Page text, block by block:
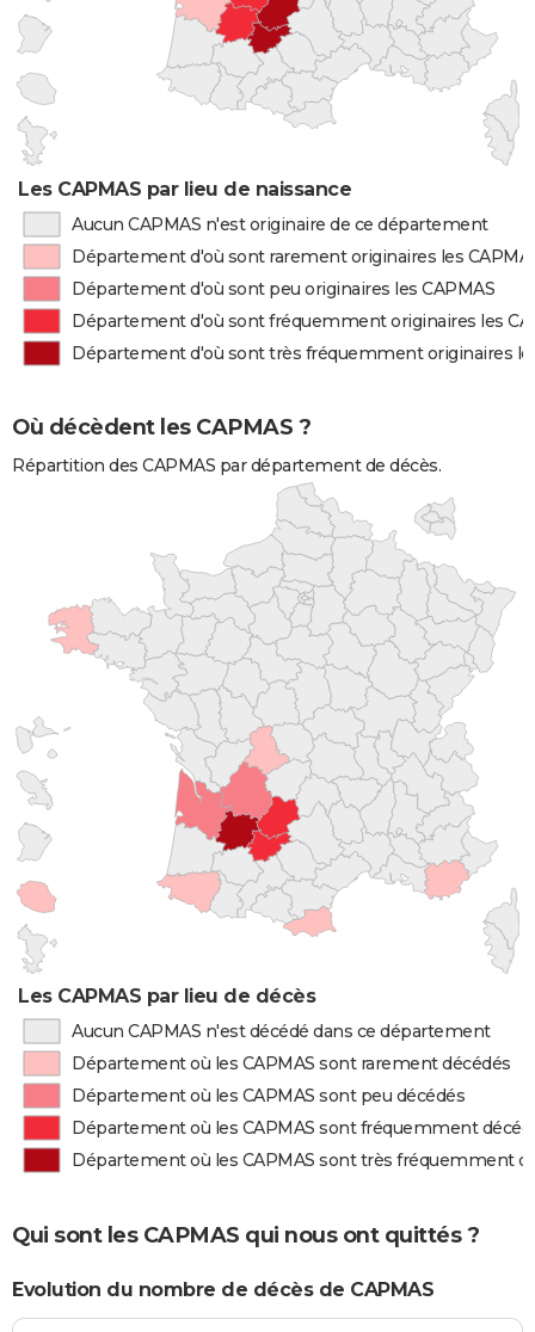
Les CAPMAS par lieu de naissance
Aucun CAPMAS n'est originaire de ce département
Département d'où sont rarement originaires les
Département d'où sont peu originaires les CAPMAS
Département d'où sont fréquemment originaires les
Département d'où sont très fréquemment originaires
Où décèdent les CAPMAS ?
Répartition des CAPMAS par département de décès.
Les CAPMAS par lieu de décès
Aucun CAPMAS n'est décédé dans ce département
Département où les CAPMAS sont rarement décédés
Département où les CAPMAS sont peu décédés
Département où les CAPMAS sont fréquemment
Département où les CAPMAS sont très fréquemment
Qui sont les CAPMAS qui nous ont quittés ?
Evolution du nombre de décès de CAPMAS